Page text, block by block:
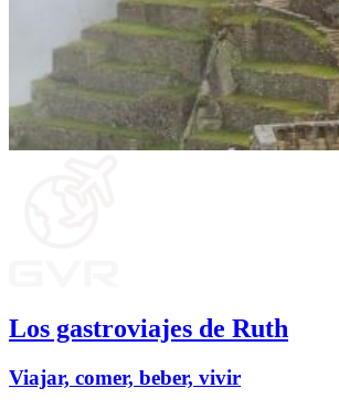
Los gastroviajes de Ruth
Viajar, comer, beber, vivir